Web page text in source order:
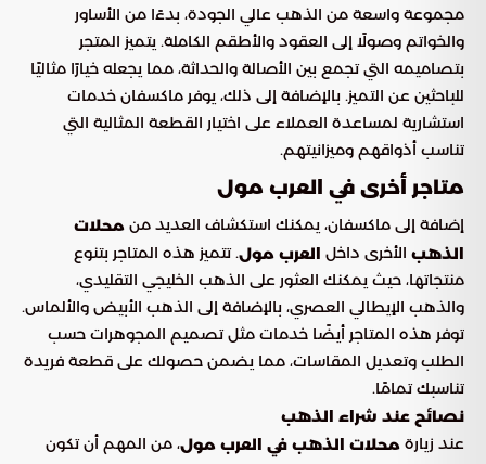
مجموعة واسعة من الذهب عالي الجودة، بدءًا من الأساور
والخواتم وصولًا إلى العقود والأطقم الكاملة. يتميز المتجر
بتصاميمه التي تجمع بين الأصالة والحداثة، مما يجعله خيارًا مثاليًا
للباحثين عن التميز. بالإضافة إلى ذلك، يوفر ماكسفان خدمات
استشارية لمساعدة العملاء على اختيار القطعة المثالية التي
تناسب أذواقهم وميزانيتهم.
متاجر أخرى في العرب مول
إضافة إلى ماكسفان، يمكنك استكشاف العديد من محلات
الذهب الأخرى داخل العرب مول. تتميز هذه المتاجر بتنوع
منتجاتها، حيث يمكنك العثور على الذهب الخليجي التقليدي،
والذهب الإيطالي العصري، بالإضافة إلى الذهب الأبيض والألماس.
توفر هذه المتاجر أيضًا خدمات مثل تصميم المجوهرات حسب
الطلب وتعديل المقاسات، مما يضمن حصولك على قطعة فريدة
تناسبك تمامًا.
نصائح عند شراء الذهب
عند زيارة محلات الذهب في العرب مول، من المهم أن تكون